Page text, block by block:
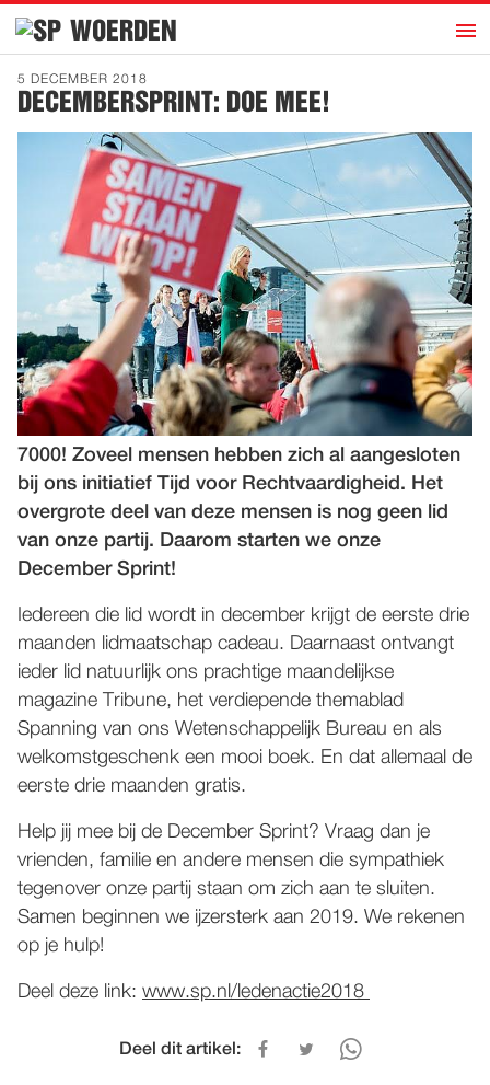
WOERDEN h
Overzicht
SP-ECIAAL
Discussiestuk
Contact
STEUN
DE SP
WORD NU LID!
5 DECEMBER 2018
DECEMBERSPRINT: DOE MEE!
7000! Zoveel mensen hebben zich al aangesloten
bij ons initiatief Tijd voor Rechtvaardigheid. Het
overgrote deel van deze mensen is nog geen lid
van onze partij. Daarom starten we onze
December Sprint!
Iedereen die lid wordt in december krijgt de eerste drie
maanden lidmaatschap cadeau. Daarnaast ontvangt
ieder lid natuurlijk ons prachtige maandelijkse
magazine Tribune, het verdiepende themablad
Spanning van ons Wetenschappelijk Bureau en als
welkomstgeschenk een mooi boek. En dat allemaal de
eerste drie maanden gratis.
Help jij mee bij de December Sprint? Vraag dan je
vrienden, familie en andere mensen die sympathiek
tegenover onze partij staan om zich aan te sluiten.
Samen beginnen we ijzersterk aan 2019. We rekenen
op je hulp!
Deel deze link: www.sp.nl/ledenactie2018
Deel dit artikel: